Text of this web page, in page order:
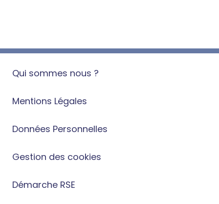
Qui sommes nous ?
Mentions Légales
Données Personnelles
Gestion des cookies
Démarche RSE